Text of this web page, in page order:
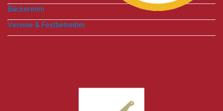
Bäckereien
Vereine & Festbetreiber